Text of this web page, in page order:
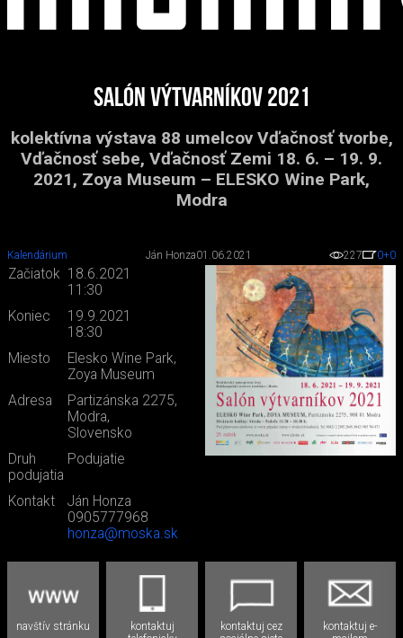
Salón výtvarníkov 2021
kolektívna výstava 88 umelcov Vďačnosť tvorbe,
Vďačnosť sebe, Vďačnosť Zemi 18. 6. – 19. 9.
2021, Zoya Museum – ELESKO Wine Park,
Modra
Kalendárium Ján Honza01.06.2021 227 0+0
Začiatok 18.6.2021
11:30
Koniec
19.9.2021
18:30
Miesto
Elesko Wine Park,
Zoya Museum
Adresa
Partizánska 2275,
Modra,
Slovensko
Druh
podujatia
Podujatie
Kontakt
Ján Honza
0905777968
honza@moska.sk
navštív stránku
kontaktuj
kontaktuj cez
kontaktuj e-